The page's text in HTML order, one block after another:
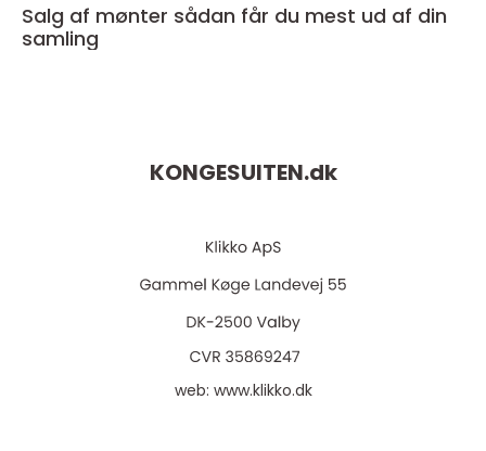
Salg af mønter sådan får du mest ud af din
samling
KONGESUITEN.dk
web: www.klikko.dk